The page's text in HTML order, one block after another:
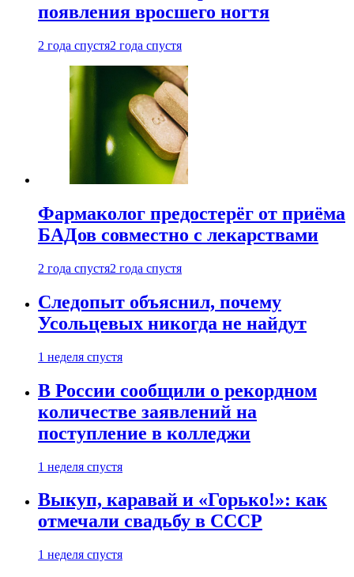
появления вросшего ногтя
2 года спустя2 года спустя
Фармаколог предостерёг от приёма
БАДов совместно с лекарствами
2 года спустя2 года спустя
Следопыт объяснил, почему
Усольцевых никогда не найдут
1 неделя спустя
В России сообщили о рекордном
количестве заявлений на
поступление в колледжи
1 неделя спустя
Выкуп, каравай и «Горько!»: как
отмечали свадьбу в СССР
1 неделя спустя